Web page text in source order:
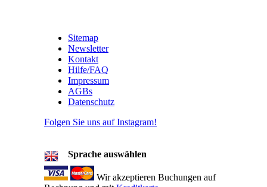
Sitemap
Newsletter
Kontakt
Hilfe/FAQ
Impressum
AGBs
Datenschutz
Folgen Sie uns auf Instagram!
Sprache auswählen
Wir akzeptieren Buchungen auf